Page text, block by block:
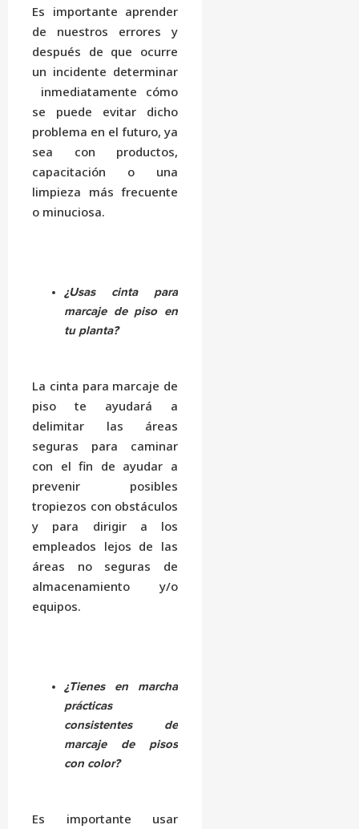
Es importante aprender
de nuestros errores y
después de que ocurre
un incidente determinar
inmediatamente cómo
se puede evitar dicho
problema en el futuro, ya
sea con productos,
capacitación o una
limpieza más frecuente
o minuciosa.
¿Usas cinta para
marcaje de piso en
tu planta?
La cinta para marcaje de
piso te ayudará a
delimitar las áreas
seguras para caminar
con el fin de ayudar a
prevenir posibles
tropiezos con obstáculos
y para dirigir a los
empleados lejos de las
áreas no seguras de
almacenamiento y/o
equipos.
¿Tienes en marcha
prácticas
consistentes de
marcaje de pisos
con color?
Es importante usar